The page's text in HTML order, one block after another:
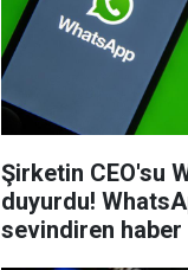
Şirketin CEO'su
duyurdu!
sevindiren haber